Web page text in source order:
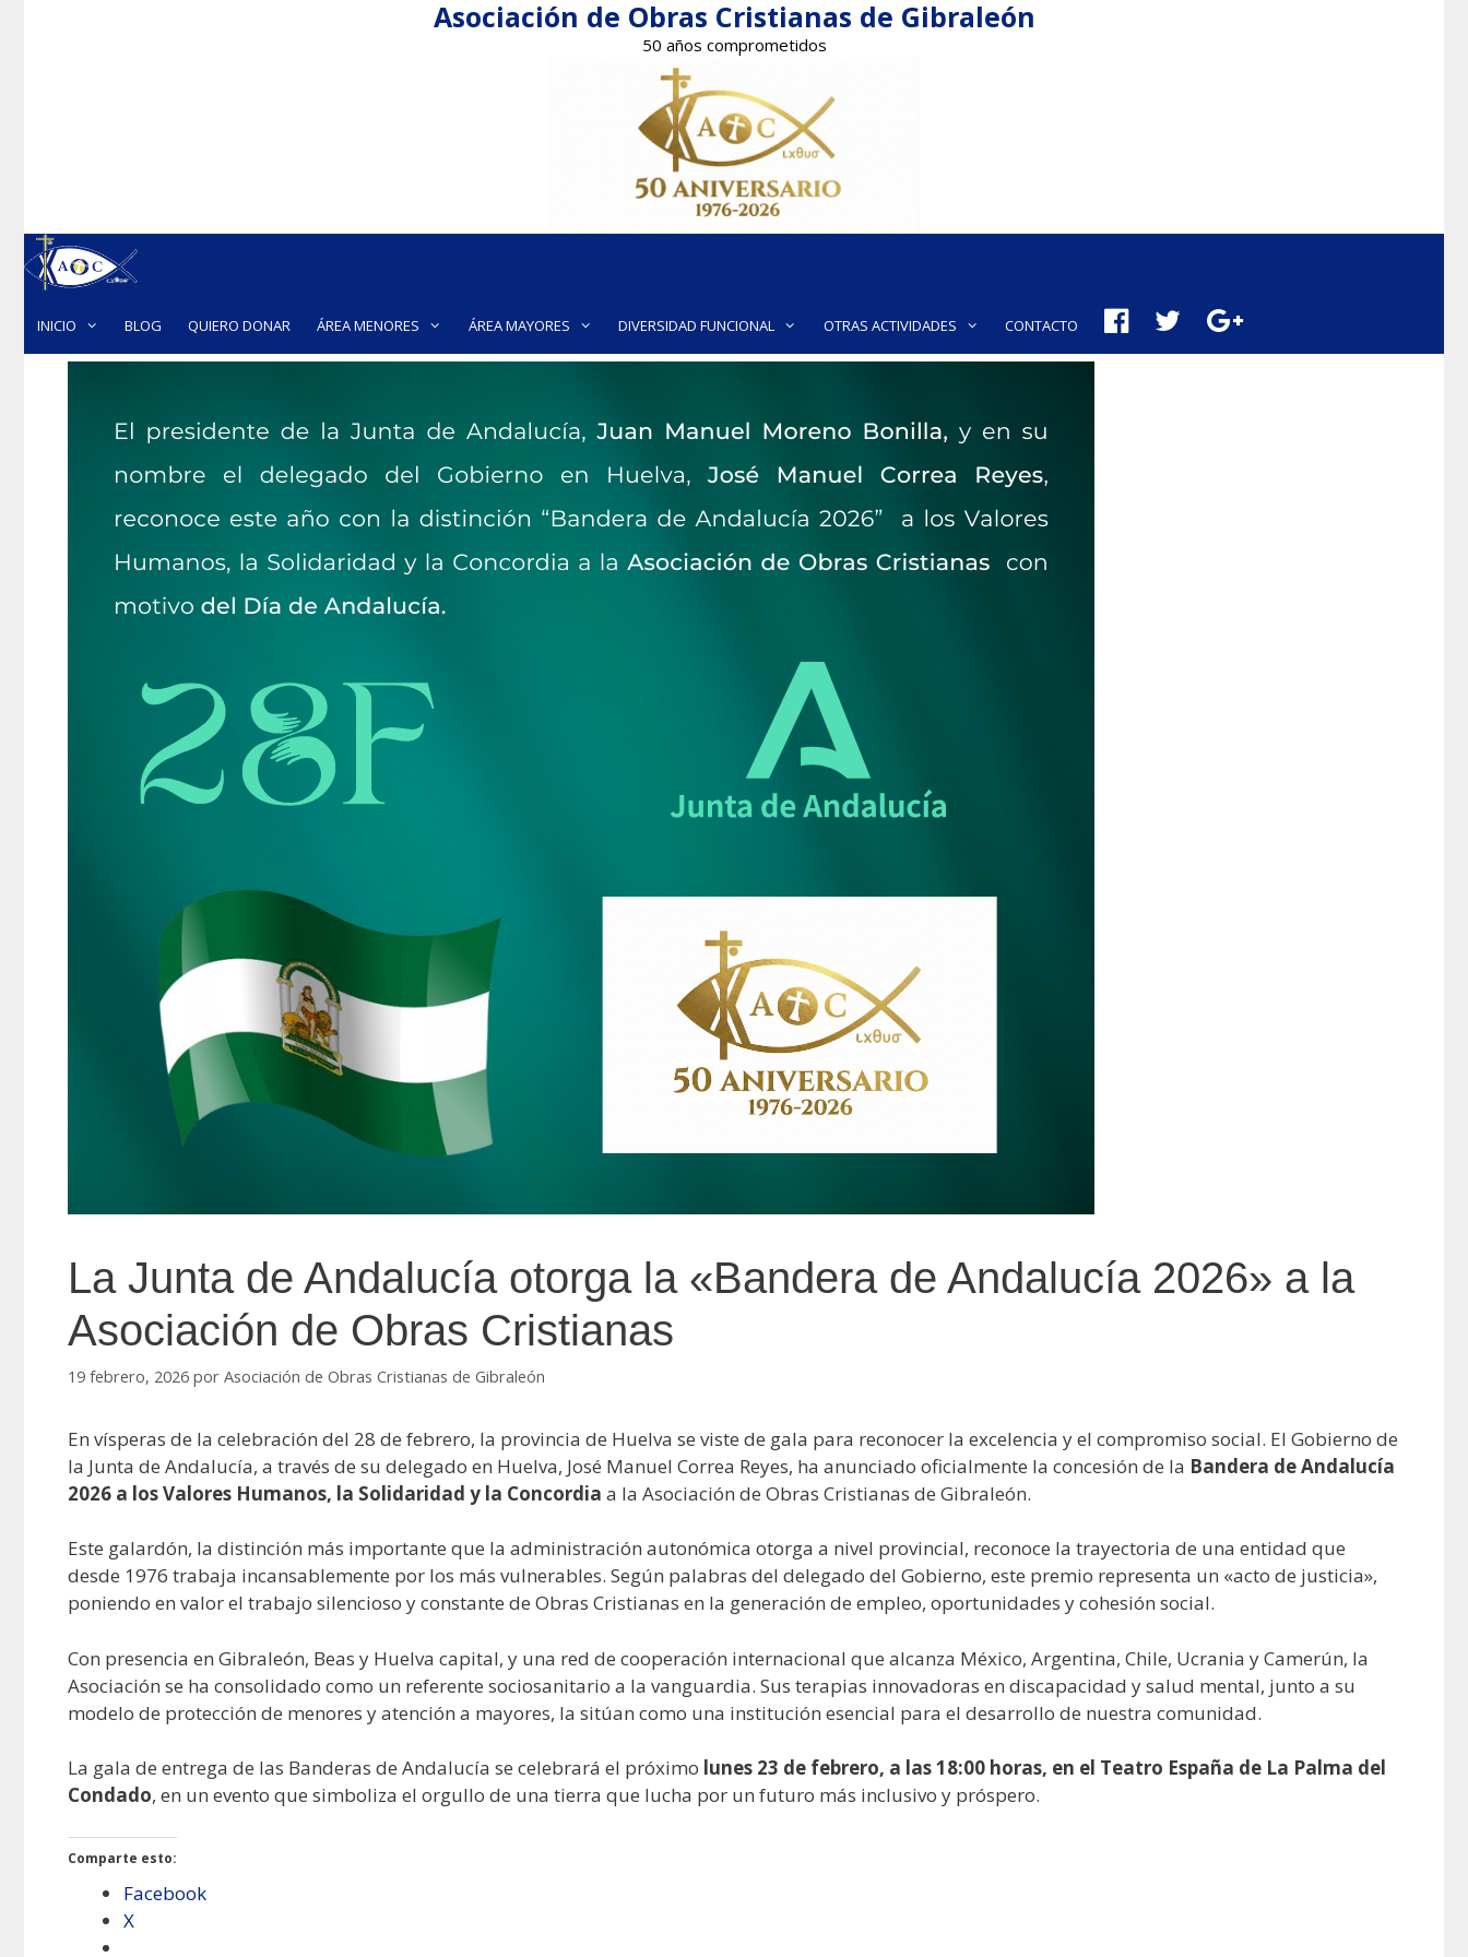
Asociación de Obras Cristianas de Gibraleón
50 años comprometidos
INICIO BLOG QUIERO DONAR ÁREA MENORES ÁREA MAYORES DIVERSIDAD FUNCIONAL OTRAS ACTIVIDADES CONTACTO
La Junta de Andalucía otorga la «Bandera de Andalucía 2026» a la
Asociación de Obras Cristianas
19 febrero, 2026 por Asociación de Obras Cristianas de Gibraleón
En vísperas de la celebración del 28 de febrero, la provincia de Huelva se viste de gala para reconocer la excelencia y el compromiso social. El Gobierno de
la Junta de Andalucía, a través de su delegado en Huelva, José Manuel Correa Reyes, ha anunciado oficialmente la concesión de la Bandera de Andalucía
2026 a los Valores Humanos, la Solidaridad y la Concordia a la Asociación de Obras Cristianas de Gibraleón.
Este galardón, la distinción más importante que la administración autonómica otorga a nivel provincial, reconoce la trayectoria de una entidad que
desde 1976 trabaja incansablemente por los más vulnerables. Según palabras del delegado del Gobierno, este premio representa un «acto de justicia»,
poniendo en valor el trabajo silencioso y constante de Obras Cristianas en la generación de empleo, oportunidades y cohesión social.
Con presencia en Gibraleón, Beas y Huelva capital, y una red de cooperación internacional que alcanza México, Argentina, Chile, Ucrania y Camerún, la
Asociación se ha consolidado como un referente sociosanitario a la vanguardia. Sus terapias innovadoras en discapacidad y salud mental, junto a su
modelo de protección de menores y atención a mayores, la sitúan como una institución esencial para el desarrollo de nuestra comunidad.
La gala de entrega de las Banderas de Andalucía se celebrará el próximo lunes 23 de febrero, a las 18:00 horas, en el Teatro España de La Palma del
Condado, en un evento que simboliza el orgullo de una tierra que lucha por un futuro más inclusivo y próspero.
Comparte esto:
Facebook
X